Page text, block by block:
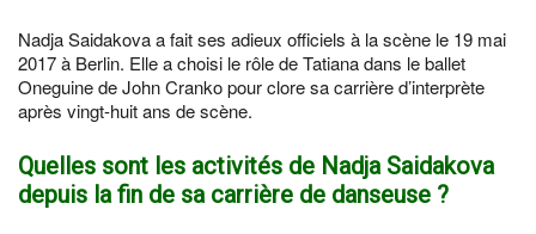
Nadja Saidakova a fait ses adieux officiels à la scène le 19 mai
2017 à Berlin. Elle a choisi le rôle de Tatiana dans le ballet
Oneguine de John Cranko pour clore sa carrière d’interprète
après vingt-huit ans de scène.
Quelles sont les activités de Nadja Saidakova
depuis la fin de sa carrière de danseuse ?